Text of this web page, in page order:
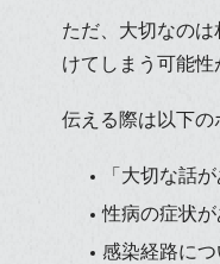
ただ、大切なの
けてしまう可能性
伝える際は以下の
「大切な話
性病の症状
感染経路に